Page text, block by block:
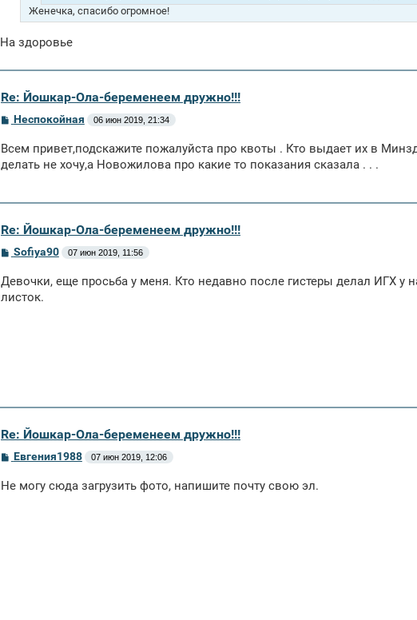
Женечка, спасибо огромное!
На здоровье
Re: Йошкар-Ола-беременеем дружно!!!
С
б
щ
е
Неспокойная 06 июн 2019, 21:34
Всем привет,подскажите пожалуйста про квоты . Кто выдает их в
делать не хочу,а Новожилова про какие то показания сказала . . .
Re: Йошкар-Ола-беременеем дружно!!!
С
б
щ
Sofiya90 07 июн 2019, 11:56
Девочки, еще просьба у меня. Кто недавно после гистеры делал ИГХ у
листок.
Re: Йошкар-Ола-беременеем дружно!!!
С
б
Евгения1988 07 июн 2019, 12:06
Не могу сюда загрузить фото, напишите почту свою эл.